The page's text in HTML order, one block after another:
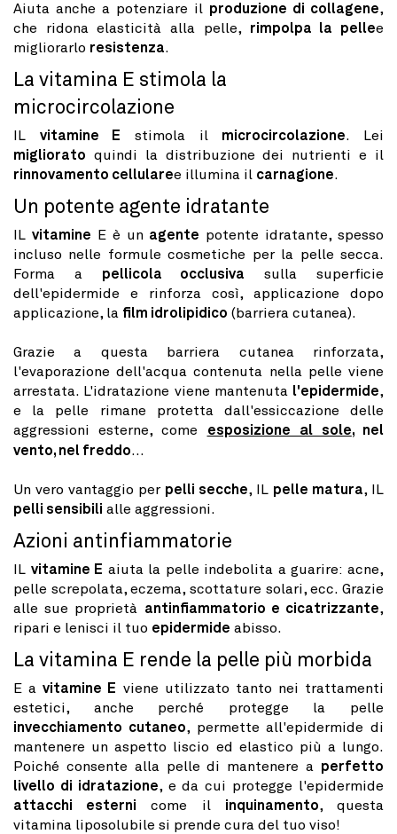
Aiuta anche a potenziare il produzione di collagene,
che ridona elasticità alla pelle, rimpolpa la pellee
migliorarlo resistenza.
La vitamina E stimola la
microcircolazione
IL vitamine E stimola il microcircolazione. Lei
migliorato quindi la distribuzione dei nutrienti e il
rinnovamento cellularee illumina il carnagione.
Un potente agente idratante
IL vitamine E è un agente potente idratante, spesso
incluso nelle formule cosmetiche per la pelle secca.
Forma a pellicola occlusiva sulla superficie
dell'epidermide e rinforza così, applicazione dopo
applicazione, la film idrolipidico (barriera cutanea).
Grazie a questa barriera cutanea rinforzata,
l'evaporazione dell'acqua contenuta nella pelle viene
arrestata. L'idratazione viene mantenuta l'epidermide,
e la pelle rimane protetta dall'essiccazione delle
aggressioni esterne, come esposizione al sole, nel
vento, nel freddo...
Un vero vantaggio per pelli secche, IL pelle matura, IL
pelli sensibili alle aggressioni.
Azioni antinfiammatorie
IL vitamine E aiuta la pelle indebolita a guarire: acne,
pelle screpolata, eczema, scottature solari, ecc. Grazie
alle sue proprietà antinfiammatorio e cicatrizzante,
ripari e lenisci il tuo epidermide abisso.
La vitamina E rende la pelle più morbida
E avitamine E viene utilizzato tanto nei trattamenti
estetici, anche perché protegge la pelle
invecchiamento cutaneo, permette all'epidermide di
mantenere un aspetto liscio ed elastico più a lungo.
Poiché consente alla pelle di mantenere a perfetto
livello di idratazione, e da cui protegge l'epidermide
attacchi esterni come il inquinamento, questa
vitamina liposolubile si prende cura del tuo viso!